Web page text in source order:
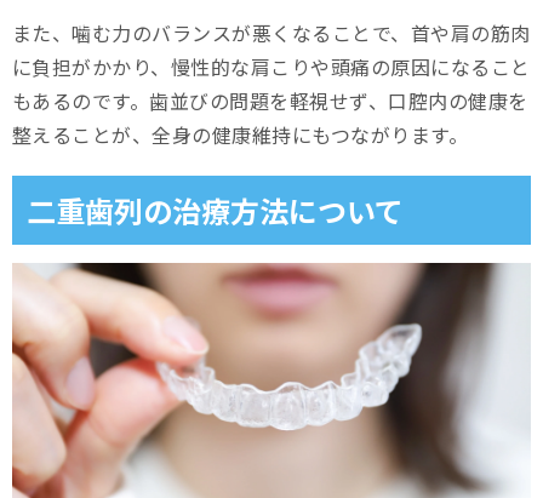
また、噛む力のバランスが悪くなることで、首や肩の筋肉
に負担がかかり、慢性的な肩こりや頭痛の原因になること
もあるのです。歯並びの問題を軽視せず、口腔内の健康を
整えることが、全身の健康維持にもつながります。
二重歯列の治療方法について